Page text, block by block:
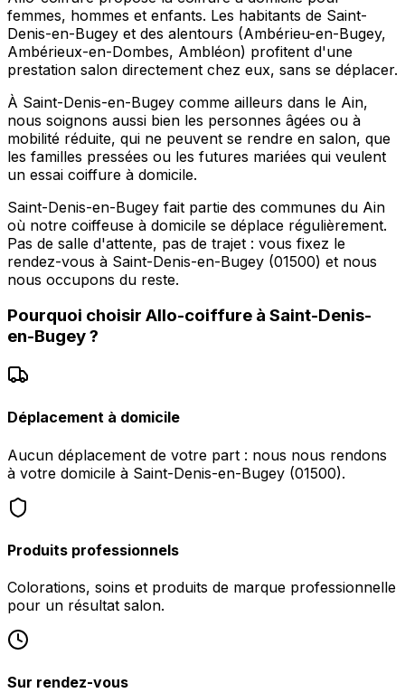
femmes, hommes et enfants. Les habitants de Saint-
Denis-en-Bugey et des alentours (Ambérieu-en-Bugey,
Ambérieux-en-Dombes, Ambléon) profitent d'une
prestation salon directement chez eux, sans se déplacer.
À Saint-Denis-en-Bugey comme ailleurs dans le Ain,
nous soignons aussi bien les personnes âgées ou à
mobilité réduite, qui ne peuvent se rendre en salon, que
les familles pressées ou les futures mariées qui veulent
un essai coiffure à domicile.
Saint-Denis-en-Bugey fait partie des communes du Ain
où notre coiffeuse à domicile se déplace régulièrement.
Pas de salle d'attente, pas de trajet : vous fixez le
rendez-vous à Saint-Denis-en-Bugey (01500) et nous
nous occupons du reste.
Pourquoi choisir Allo-coiffure à Saint-Denis-
en-Bugey?
Déplacement à domicile
Aucun déplacement de votre part : nous nous rendons
à votre domicile à Saint-Denis-en-Bugey (01500).
Produits professionnels
Colorations, soins et produits de marque professionnelle
pour un résultat salon.
Sur rendez-vous